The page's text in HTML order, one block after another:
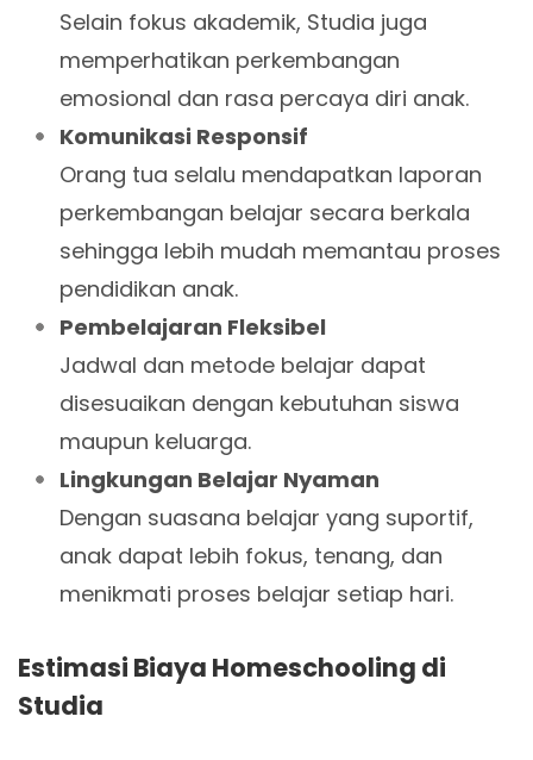
Selain fokus akademik, Studia juga
memperhatikan perkembangan
emosional dan rasa percaya diri anak.
Komunikasi Responsif
Orang tua selalu mendapatkan laporan
perkembangan belajar secara berkala
sehingga lebih mudah memantau proses
pendidikan anak.
Pembelajaran Fleksibel
Jadwal dan metode belajar dapat
disesuaikan dengan kebutuhan siswa
maupun keluarga.
Lingkungan Belajar Nyaman
Dengan suasana belajar yang suportif,
anak dapat lebih fokus, tenang, dan
menikmati proses belajar setiap hari.
Estimasi Biaya Homeschooling di
Studia